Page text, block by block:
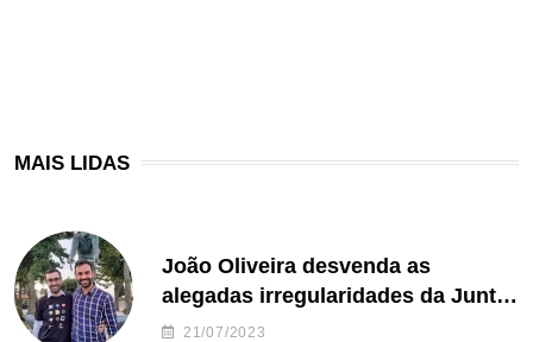
MAIS LIDAS
João Oliveira desvenda as
alegadas irregularidades da Junta
de Freguesia S. João de Ver
21/07/2023